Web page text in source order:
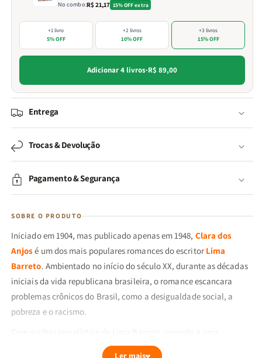
No combo:R$ 21,17 15% OFF extra
+1 livro
5% OFF
+2 livros
10% OFF
+3 livros
15% OFF
Adicionar 4 livros·R$ 89,00
Entrega
Trocas & Devolução
Pagamento & Segurança
SOBRE O PRODUTO
Iniciado em 1904, mas publicado apenas em 1948, Clara dos
Anjosé um dos mais populares romances do escritor Lima
Barreto. Ambientado no início do século XX, durante as décadas
iniciais da vida republicana brasileira, o romance escancara
problemas crônicos do Brasil, como a desigualdade social, a
pobreza e o racismo.
Com o olhar jornalístico de Lima Barreto, somado a uma
linguagem direta e espontânea, o leitor acompanhará, na pele de